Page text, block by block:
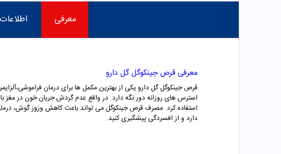
معرفی
معرفی قرص جینکوگل گل دارو
قرص جینکوگل گل دارو یکی از بهترین مکمل ها برای درمان
استرس های روزانه دور نگه دارد. در واقع عدم گردش جریان خون در
استفاده کرد. مصرف قرص جینکوگل می تواند باعث کاهش وزوز گوش،
دارد و از افسردگی پیشگیری کنید.